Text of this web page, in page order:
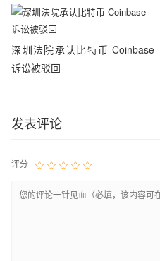
深圳法院承认比特币 Coinbase
诉讼被驳回
发表评论
评分